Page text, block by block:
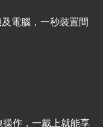
電腦，一秒裝置間
作，一戴上就能享